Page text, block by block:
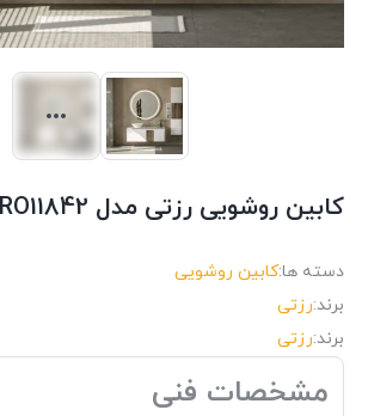
کابین روشویی رزتی مدل RO11842
دسته ها:کابین روشویی
برند:رزتی
برند:رزتی
مشخصات فنی